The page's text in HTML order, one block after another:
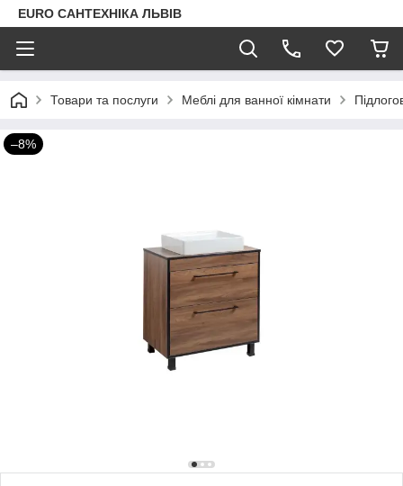
EURO САНТЕХНІКА ЛЬВІВ
Товари та послуги Меблі для ванної кімнати
–8%